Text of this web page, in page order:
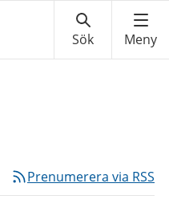
Prenumerera via RSS